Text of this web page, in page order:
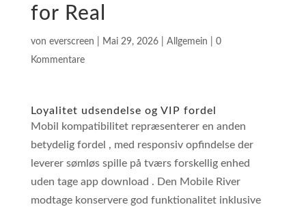
for Real
von everscreen Mai 29, 2026| Allgemein
0
Kommentare
Loyalitet udsendelse og VIP fordel
Mobil kompatibilitet repræsenterer en anden
betydelig fordel , med responsiv opfindelse der
leverer sømløs spille på tværs forskellig enhed
uden tage app download . Den Mobile River
modtage konservere god funktionalitet inklusive